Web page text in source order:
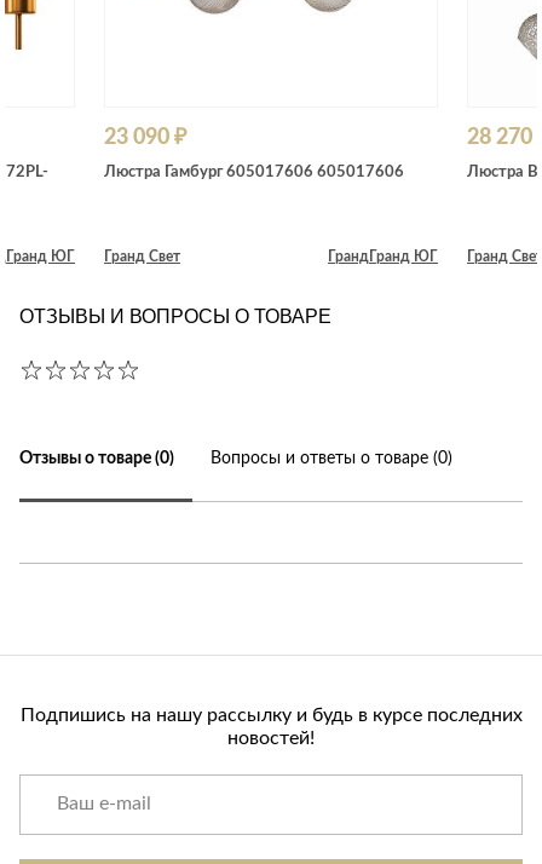
Гранд ЮГ
23 090 ₽
Люстра Гамбург 605017606 605017606
Гранд Свет Гранд Гранд ЮГ
28 270
Люстра
Гранд Свет
ОТЗЫВЫ И ВОПРОСЫ О ТОВАРЕ
Отзывы о товаре (0) Вопросы и ответы о товаре (0)
Подпишись на нашу рассылку и будь в курсе последних
новостей!